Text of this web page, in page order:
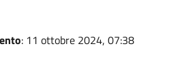
: 11 ottobre 2024, 07:38